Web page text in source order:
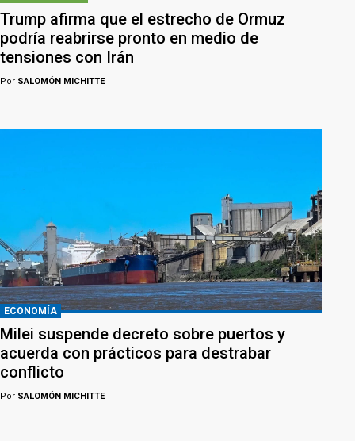
Trump afirma que el estrecho de Ormuz
podría reabrirse pronto en medio de
tensiones con Irán
Por SALOMÓN MICHITTE
ECONOMÍA
Milei suspende decreto sobre puertos y
acuerda con prácticos para destrabar
conflicto
Por SALOMÓN MICHITTE